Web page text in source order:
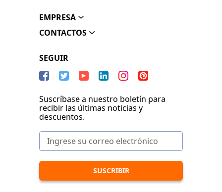
EMPRESA
CONTACTOS
SEGUIR
Suscríbase a nuestro boletín para
recibir las últimas noticias y
descuentos.